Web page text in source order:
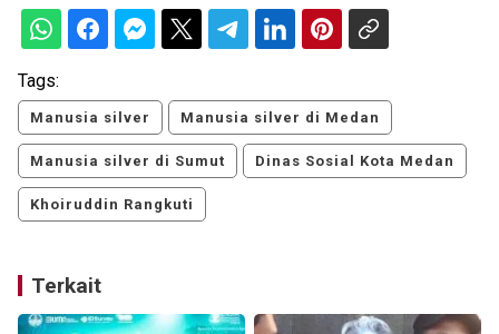
Tags:
Manusia silver Manusia silver di Medan
Manusia silver di Sumut Dinas Sosial Kota Medan
Khoiruddin Rangkuti
Terkait